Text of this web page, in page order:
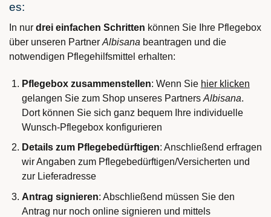
es:
In nur drei einfachen Schritten können Sie Ihre Pflegebox
über unseren Partner Albisana beantragen und die
notwendigen Pflegehilfsmittel erhalten:
Pflegebox zusammenstellen: Wenn Sie hier klicken
gelangen Sie zum Shop unseres Partners Albisana.
Dort können Sie sich ganz bequem Ihre individuelle
Wunsch-Pflegebox konfigurieren
Details zum Pflegebedürftigen: Anschließend erfragen
wir Angaben zum Pflegebedürftigen/Versicherten und
zur Lieferadresse
Antrag signieren: Abschließend müssen Sie den
Antrag nur noch online signieren und mittels